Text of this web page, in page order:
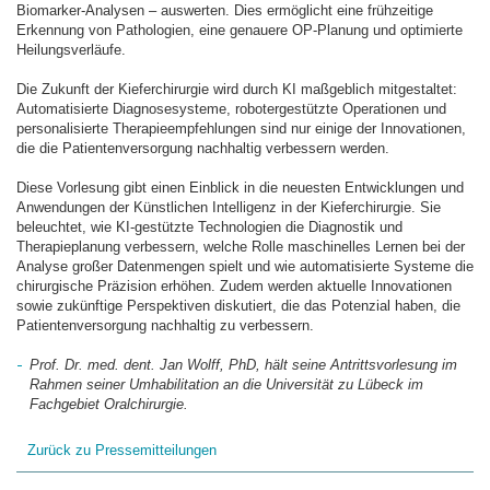
Biomarker-Analysen – auswerten. Dies ermöglicht eine frühzeitige
Erkennung von Pathologien, eine genauere OP-Planung und optimierte
Heilungsverläufe.
Die Zukunft der Kieferchirurgie wird durch KI maßgeblich mitgestaltet:
Automatisierte Diagnosesysteme, robotergestützte Operationen und
personalisierte Therapieempfehlungen sind nur einige der Innovationen,
die die Patientenversorgung nachhaltig verbessern werden.
Diese Vorlesung gibt einen Einblick in die neuesten Entwicklungen und
Anwendungen der Künstlichen Intelligenz in der Kieferchirurgie. Sie
beleuchtet, wie KI-gestützte Technologien die Diagnostik und
Therapieplanung verbessern, welche Rolle maschinelles Lernen bei der
Analyse großer Datenmengen spielt und wie automatisierte Systeme die
chirurgische Präzision erhöhen. Zudem werden aktuelle Innovationen
sowie zukünftige Perspektiven diskutiert, die das Potenzial haben, die
Patientenversorgung nachhaltig zu verbessern.
Prof. Dr. med. dent. Jan Wolff, PhD, hält seine Antrittsvorlesung im
Rahmen seiner Umhabilitation an die Universität zu Lübeck im
Fachgebiet Oralchirurgie.
Zurück zu Pressemitteilungen